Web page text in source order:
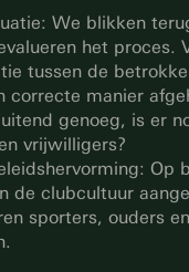
We blikken
het proces.
tussen de
correcte manier
genoeg, is er
vrijwilligers?
Op
de clubcultuur
sporters, ouders